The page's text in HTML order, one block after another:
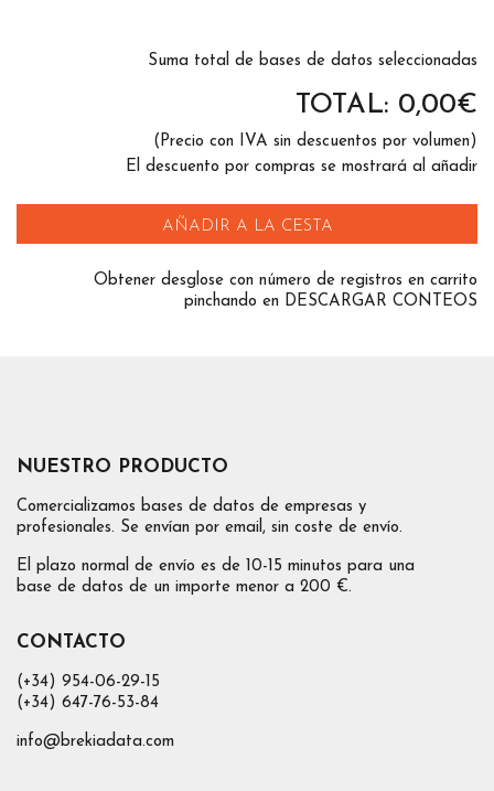
Suma total de bases de datos seleccionadas
TOTAL: 0,00€
(Precio con IVA sin descuentos por volumen)
El descuento por compras se mostrará al añadir
AÑADIR A LA CESTA
Obtener desglose con número de registros en carrito
pinchando en DESCARGAR CONTEOS
NUESTRO PRODUCTO
Comercializamos bases de datos de empresas y
profesionales. Se envían por email, sin coste de envío.
El plazo normal de envío es de 10-15 minutos para una
base de datos de un importe menor a 200 €.
CONTACTO
(+34) 954-06-29-15
(+34) 647-76-53-84
info@brekiadata.com